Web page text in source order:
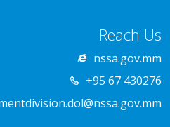
Reach Us
nssa.gov.mm
+95 67 430276